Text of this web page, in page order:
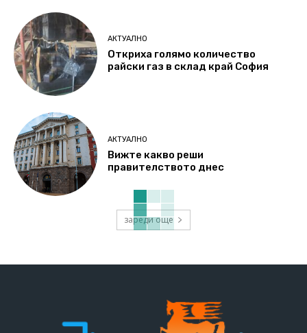
АКТУАЛНО
Откриха голямо количество
райски газ в склад край София
АКТУАЛНО
Вижте какво реши
правителството днес
зареди още